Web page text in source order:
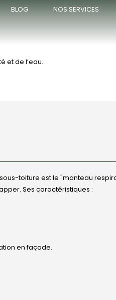
BLOG NOS SERVICES
et de l’eau.
toiture est le "manteau
Ses caractéristiques :
en façade.